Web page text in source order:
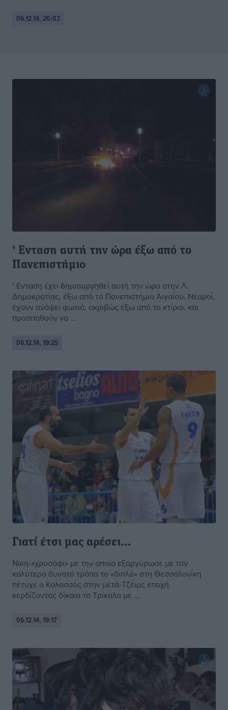
06.12.14, 20:02
‘ Eνταση αυτή την ώρα έξω από το
Πανεπιστήμιο
‘ Ενταση έχει δημιουργηθεί αυτή την ώρα στην Λ.
Δημοκρατίας, έξω από το Πανεπιστήμιο Αιγαίου. Νεαροί,
έχουν ανάψει φωτιά, ακριβώς έξω από το κτίριο, και
προσπαθούν να ...
06.12.14, 19:25
Γιατί έτσι μας αρέσει…
Νίκη-«χρυσάφι» με την οποία εξαργύρωσε με τον
καλύτερο δυνατό τρόπο το «διπλό» στη Θεσσαλονίκη
πέτυχε ο Κολοσσός στην μετά-Τζέιμς εποχή,
κερδίζοντας δίκαια τα Τρίκαλα με ...
06.12.14, 19:17